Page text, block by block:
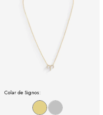
Colar de Signos: